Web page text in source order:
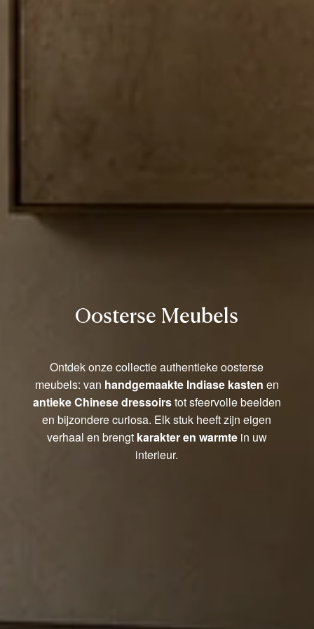
Oosterse Meubels
Ontdek onze collectie authentieke oosterse
meubels: van handgemaakte Indiase kasten en
antieke Chinese dressoirstot sfeervolle beelden
en bijzondere curiosa. Elk stuk heeft zijn eigen
verhaal en brengt karakter en warmte in uw
interieur.